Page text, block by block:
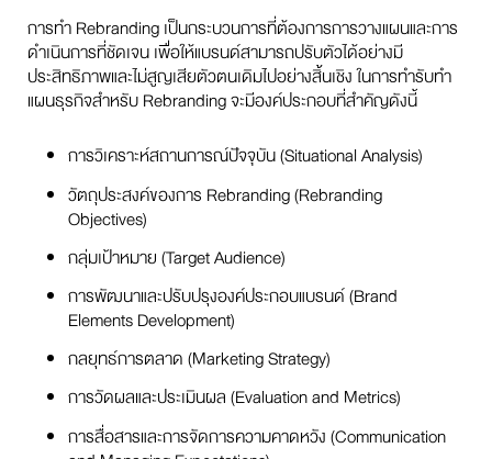
การทำ Rebranding เป็นกระบวนการที่ต้องการการวางแผนและการ
ดำเนินการที่ชัดเจน เพื่อให้แบรนด์สามารถปรับตัวได้อย่างมี
ประสิทธิภาพและไม่สูญเสียตัวตนเดิมไปอย่างสิ้นเชิง ในการทำรับทำ
แผนธุรกิจสำหรับ Rebranding จะมีองค์ประกอบที่สำคัญดังนี้
การวิเคราะห์สถานการณ์ปัจจุบัน (Situational Analysis)
วัตถุประสงค์ของการ Rebranding (Rebranding
Objectives)
กลุ่มเป้าหมาย (Target Audience)
การพัฒนาและปรับปรุงองค์ประกอบแบรนด์ (Brand
Elements Development)
กลยุทธ์การตลาด (Marketing Strategy)
การวัดผลและประเมินผล (Evaluation and Metrics)
การสื่อสารและการจัดการความคาดหวัง (Communication